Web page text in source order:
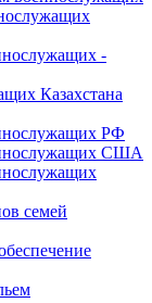
-
Казахстана
РФ
США
семей